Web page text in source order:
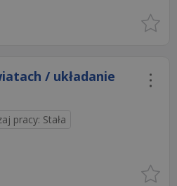
/ układanie
pracy: Stała